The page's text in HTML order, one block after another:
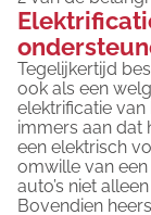
Tegelijkertijd
ook als een
elektrificatie
immers aan dat
een elektrisch
omwille van
auto’s niet
Bovendien